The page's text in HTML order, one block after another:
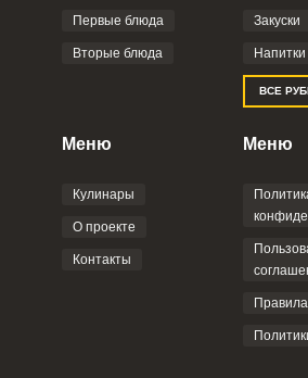
Фото до 4 шт, до 5 mb
Отправляя эту форму, вы
Политикой
соглашением
Первые блюда
Вторые блюда
Закуски
Напитки
ВСЕ
Меню
Кулинары
О проекте
Контакты
Меню